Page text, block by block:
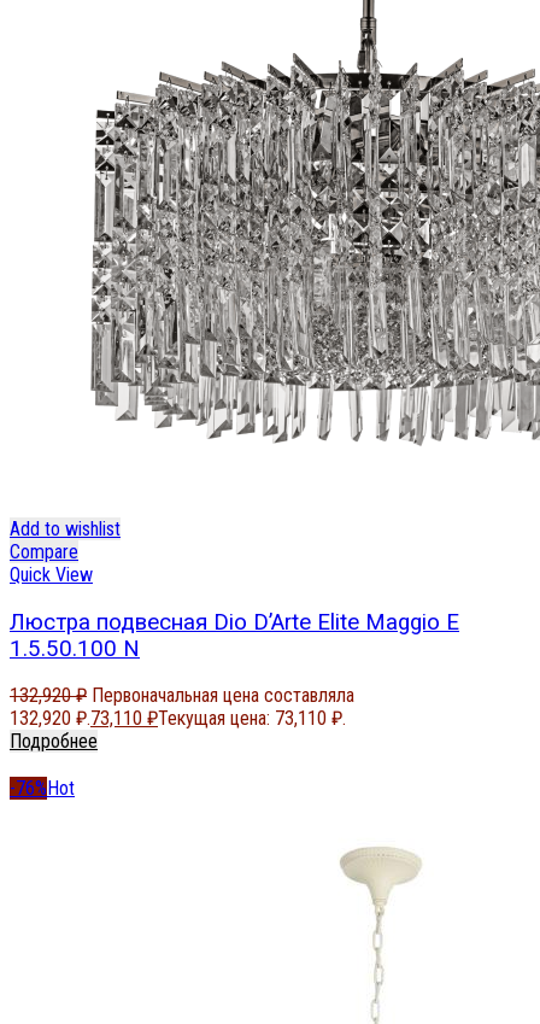
Add to wishlist
Compare
Quick View
Люстра подвесная Dio D’Arte Elite Maggio E
1.5.50.100 N
132,920₽ Первоначальная цена составляла
132,920 ₽.73,110 ₽Текущая цена: 73,110 ₽.
Подробнее
-76% Hot